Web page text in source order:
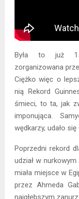
Była to już 15
zorganizowana
Ciężko więc o
nią Rekord
śmieci, to ta, jak
imponująca.
wędkarzy, udało
Poprzedni rekord
udział w
miała miejsce w
przez Ahmeda
najgłębszym